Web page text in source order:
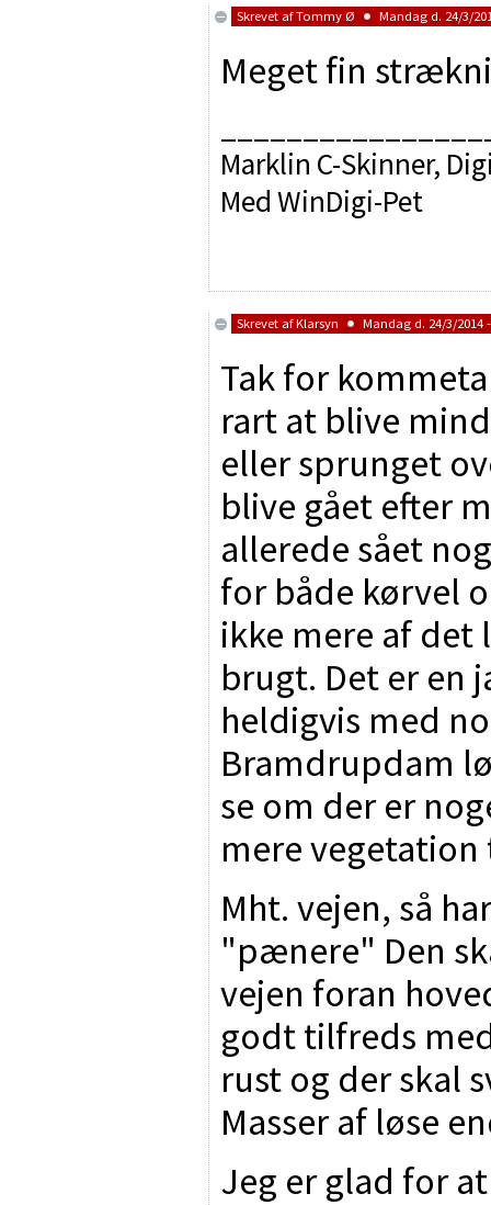
Skrevet afTommy Ø Mandag d. 24/3/
Meget fin
Marklin C-Skinner,
Med WinDigi-Pet
Skrevet afKlarsyn Mandag d. 24/3/2014
Tak for
rart at blive
eller sprunget
blive gået efter
allerede sået
for både kørvel
ikke mere af det
brugt. Det er en
heldigvis med
Bramdrupdam
se om der er
mere
Mht. vejen, så
"pænere" Den
vejen foran
godt tilfreds
rust og der skal
Masser af løse
Jeg er glad for